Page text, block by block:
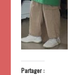
Partager :